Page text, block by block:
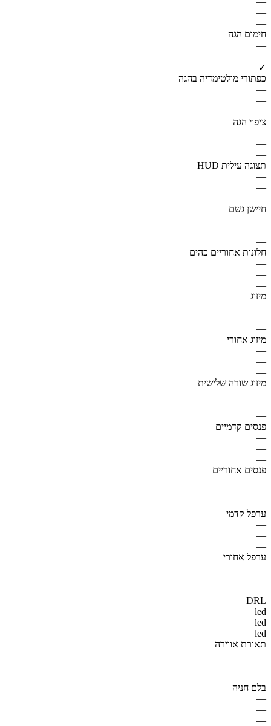
—
—
חימום הגה
—
—
✓
כפתורי מולטימדיה בהגה
—
—
—
ציפוי הגה
—
—
—
תצוגה עילית HUD
—
—
—
חיישן גשם
—
—
—
חלונות אחוריים כהים
—
—
—
מיזוג
—
—
—
מיזוג אחורי
—
—
—
מיזוג שורה שלישית
—
—
—
פנסים קדמיים
—
—
—
פנסים אחוריים
—
—
—
ערפל קדמי
—
—
—
ערפל אחורי
—
—
—
DRL
led
led
led
תאורת אווירה
—
—
—
בלם חניה
—
—
—